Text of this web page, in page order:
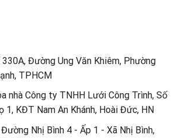
330A, Đường Ung Văn Khiêm, Phường
TPHCM
nhà Công ty TNHH Lưới Công Trình, Số
1, KĐT Nam An Khánh, Hoài Đức, HN
Nhị Bình 4 - Ấp 1 - Xã Nhị Bình,